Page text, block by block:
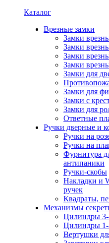
Каталог
Врезные замки
Замки
Замки
Замки
Замки
Замки для
Замки для
Замки с
Замки для
Ответные
Ручки дверные и
Ручки на
Ручки на
Фурнитура
антипаники
Ручки-скобы
Накладки и
ручек
Квадраты,
Механизмы
Цилиндры 3-
Цилиндры 1-
Вертушки